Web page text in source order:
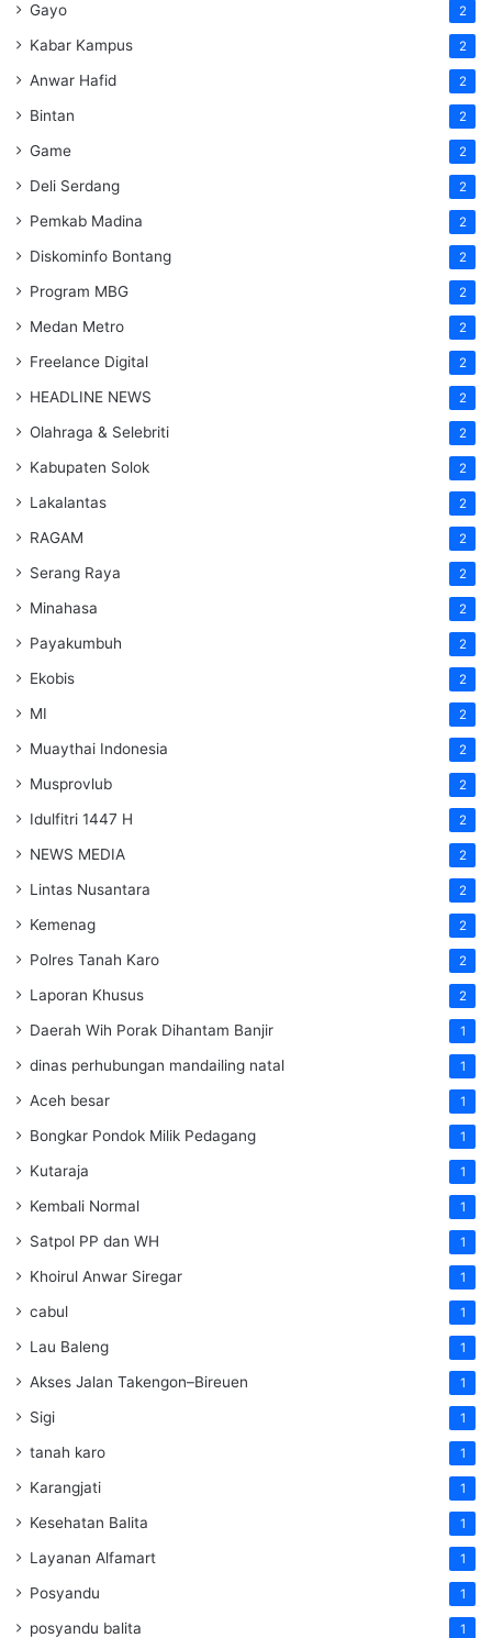
Gayo 2
Kabar Kampus 2
Anwar Hafid 2
Bintan 2
Game 2
Deli Serdang 2
Pemkab Madina 2
Diskominfo Bontang 2
Program MBG 2
Medan Metro 2
Freelance Digital 2
HEADLINE NEWS 2
Olahraga & Selebriti 2
Kabupaten Solok 2
Lakalantas 2
RAGAM 2
Serang Raya 2
Minahasa 2
Payakumbuh 2
Ekobis 2
MI 2
Muaythai Indonesia 2
Musprovlub 2
Idulfitri 1447 H 2
NEWS MEDIA 2
Lintas Nusantara 2
Kemenag 2
Polres Tanah Karo 2
Laporan Khusus 2
Daerah Wih Porak Dihantam Banjir 1
dinas perhubungan mandailing natal 1
Aceh besar 1
Bongkar Pondok Milik Pedagang 1
Kutaraja 1
Kembali Normal 1
Satpol PP dan WH 1
Khoirul Anwar Siregar 1
cabul 1
Lau Baleng 1
Akses Jalan Takengon–Bireuen 1
Sigi 1
tanah karo 1
Karangjati 1
Kesehatan Balita 1
Layanan Alfamart 1
Posyandu 1
posyandu balita 1